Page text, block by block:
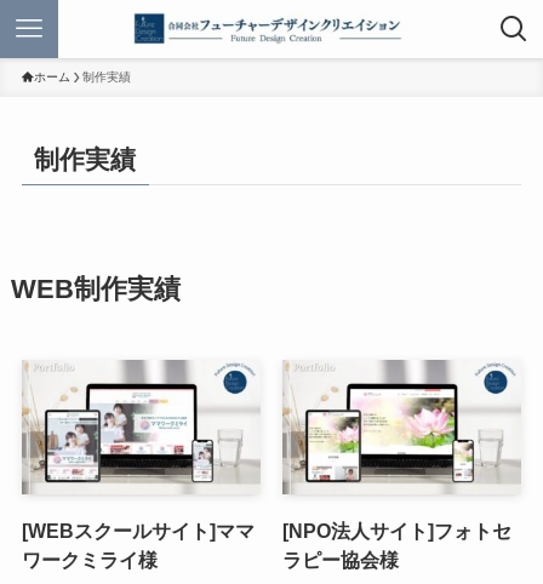
ホーム 制作実績
制作実績
WEB制作実績
[WEBスクールサイト]ママ
ワークミライ様
[NPO法人サイト]フォトセ
ラピー協会様